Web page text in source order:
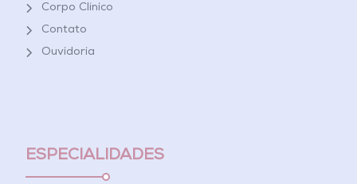
Corpo Clínico
Contato
Ouvidoria
ESPECIALIDADES